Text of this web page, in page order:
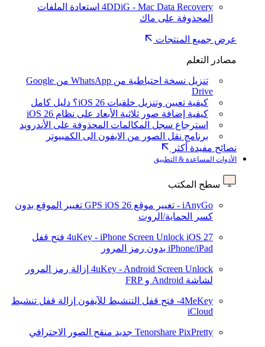
4DDiG - Mac Data Recovery استعادة الملفات
المحذوفة على ماك
عرض جميع المنتجات
مصادر التعلم
تنزيل نسخة احتياطية من WhatsApp من Google
Drive
كيفية تعيين وتنزيل خلفيات iOS 26؟ دليل كامل
كيفية إضافة صور ثلاثية الأبعاد على نظام iOS 26
استرجاع سجل المكالمات المحذوفة على الأندرويد
برنامج نقل الصور من الايفون الى الكمبيوتر
نصائح مفيدة أكثر
الأدوات المساعدة & التطبيق
سطح المكتب
iAnyGo - تغيير موقع GPS iOS 26
تغيير الموقع بدون
كسر الحماية/الروت
4uKey - iPhone Screen Unlock iOS 27
فتح قفل
iPhone/iPad بدون رمز المرور
4uKey - Android Screen Unlock إزالة رمز المرور
لشاشة Android و FRP
4MeKey- فتح قفل التنشيط للآيفون
إزالة قفل تنشيط
iCloud
Tenorshare PixPretty جديد منقح الصور الاحترافي